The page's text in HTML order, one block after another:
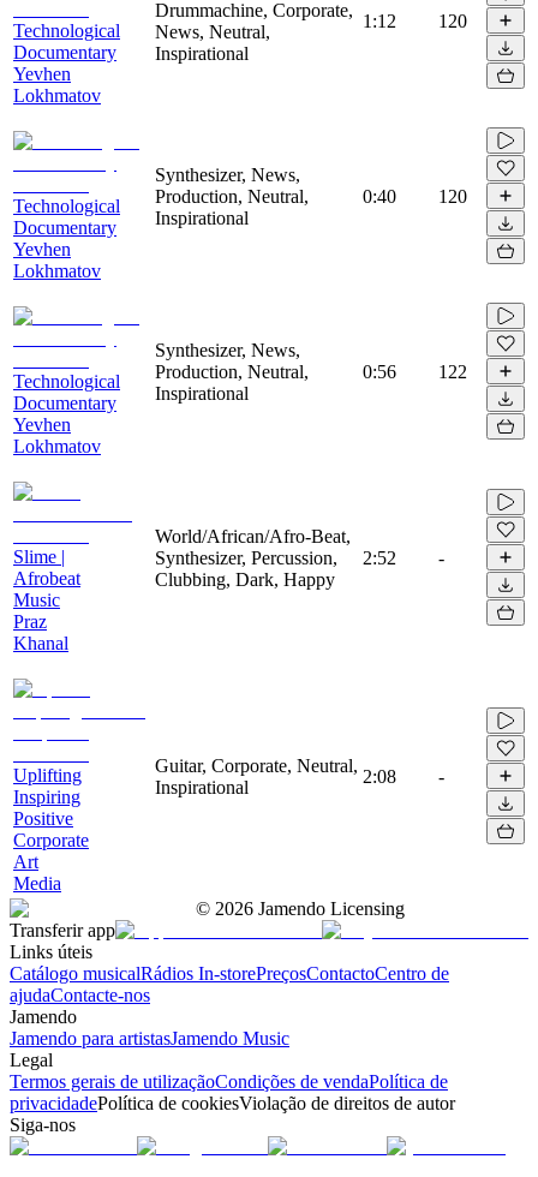
Technological
Documentary
Yevhen
Lokhmatov
Drummachine, Corporate,
News, Neutral,
Inspirational
1:12 120
Technological
Documentary
Yevhen
Lokhmatov
Synthesizer, News,
Production, Neutral,
Inspirational
0:40 120
Technological
Documentary
Yevhen
Lokhmatov
Synthesizer, News,
Production, Neutral,
Inspirational
0:56 122
Slime |
Afrobeat
Music
Praz
Khanal
World/African/Afro-Beat,
Synthesizer, Percussion,
Clubbing, Dark, Happy
2:52 -
Uplifting
Inspiring
Positive
Corporate
Art
Media
Guitar, Corporate, Neutral,
Inspirational
2:08 -
© 2026 Jamendo Licensing
Transferir app
Links úteis
Catálogo musicalRádios In-storePreçosContactoCentro de
ajudaContacte-nos
Jamendo
Jamendo para artistasJamendo Music
Legal
Termos gerais de utilizaçãoCondições de vendaPolítica de
privacidadePolítica de cookiesViolação de direitos de autor
Siga-nos